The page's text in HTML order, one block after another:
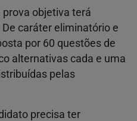
prova objetiva terá
caráter eliminatório e
por 60 questões de
alternativas cada e uma
pelas
precisa ter